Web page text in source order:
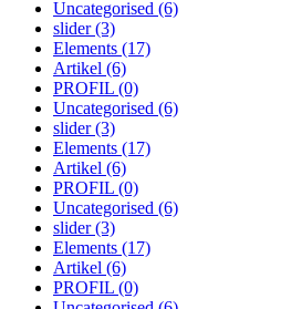
Uncategorised (6)
slider(3)
Elements (17)
Artikel (6)
PROFIL (0)
Uncategorised (6)
slider(3)
Elements (17)
Artikel (6)
PROFIL (0)
Uncategorised (6)
slider(3)
Elements (17)
Artikel (6)
PROFIL (0)